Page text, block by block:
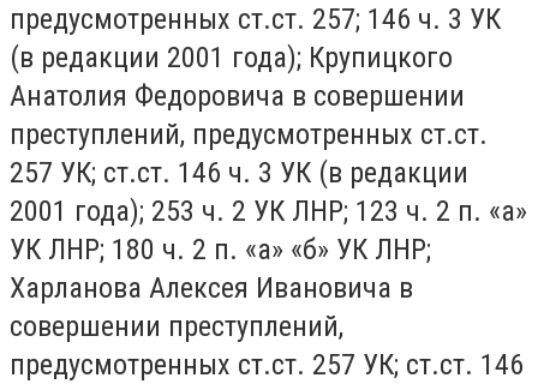
предусмотренных ст.ст. 257; 146 ч. 3 УК
(в редакции 2001 года); Крупицкого
Анатолия Федоровича в совершении
преступлений, предусмотренных ст.ст.
257 УК; ст.ст. 146 ч. 3 УК (в редакции
2001 года); 253 ч. 2 УК ЛНР; 123 ч. 2 п. «а»
УК ЛНР; 180 ч. 2 п. «а» «б» УК ЛНР;
Харланова Алексея Ивановича в
совершении преступлений,
предусмотренных ст.ст. 257 УК; ст.ст. 146